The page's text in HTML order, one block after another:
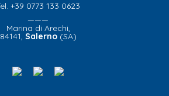
+39 0773 133 0623
———
Marina di Arechi,
84141, Salerno(SA)